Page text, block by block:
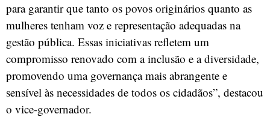
para garantir que tanto os povos originários quanto as
mulheres tenham voz e representação adequadas na
gestão pública. Essas iniciativas refletem um
compromisso renovado com a inclusão e a diversidade,
promovendo uma governança mais abrangente e
sensível às necessidades de todos os cidadãos”, destacou
o vice-governador.